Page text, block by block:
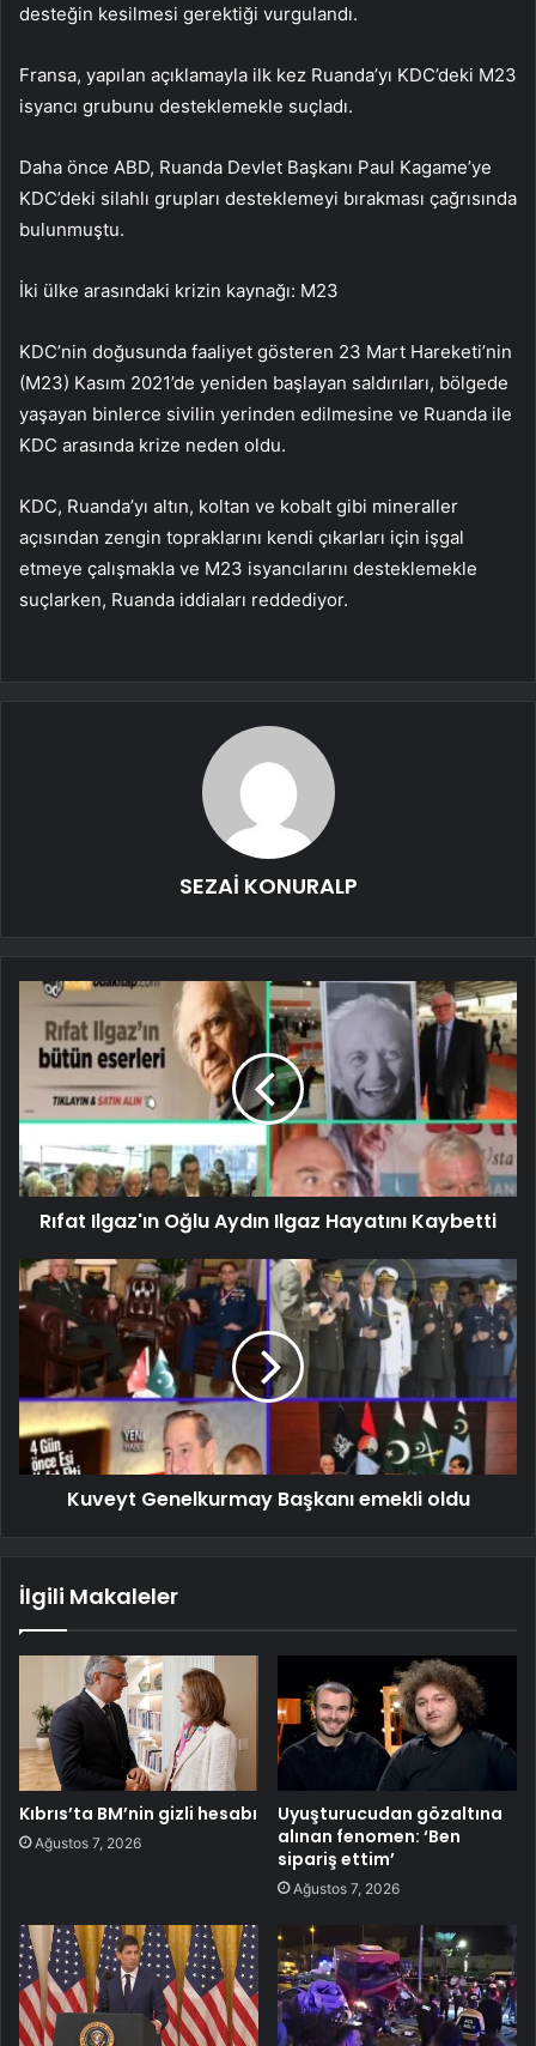
desteğin kesilmesi gerektiği vurgulandı.
Fransa, yapılan açıklamayla ilk kez Ruanda’yı KDC’deki M23
isyancı grubunu desteklemekle suçladı.
Daha önce ABD, Ruanda Devlet Başkanı Paul Kagame’ye
KDC’deki silahlı grupları desteklemeyi bırakması çağrısında
bulunmuştu.
İki ülke arasındaki krizin kaynağı: M23
KDC’nin doğusunda faaliyet gösteren 23 Mart Hareketi’nin
(M23) Kasım 2021’de yeniden başlayan saldırıları, bölgede
yaşayan binlerce sivilin yerinden edilmesine ve Ruanda ile
KDC arasında krize neden oldu.
KDC, Ruanda’yı altın, koltan ve kobalt gibi mineraller
açısından zengin topraklarını kendi çıkarları için işgal
etmeye çalışmakla ve M23 isyancılarını desteklemekle
suçlarken, Ruanda iddiaları reddediyor.
SEZAİ KONURALP
Rıfat Ilgaz'ın Oğlu Aydın Ilgaz Hayatını Kaybetti
Kuveyt Genelkurmay Başkanı emekli oldu
İlgili Makaleler
Kıbrıs’ta BM’nin gizli hesabı
Ağustos 7, 2026
Uyuşturucudan gözaltına
alınan fenomen: ‘Ben
sipariş ettim’
Ağustos 7, 2026